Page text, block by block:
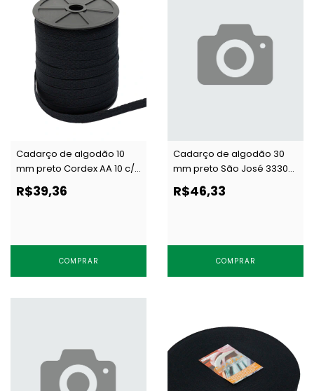
Cadarço de algodão 10
mm preto Cordex AA 10 c/
50 m
R$39,36
COMPRAR
Cadarço de algodão 30
mm preto São José 3330
c/ 25 m
R$46,33
COMPRAR